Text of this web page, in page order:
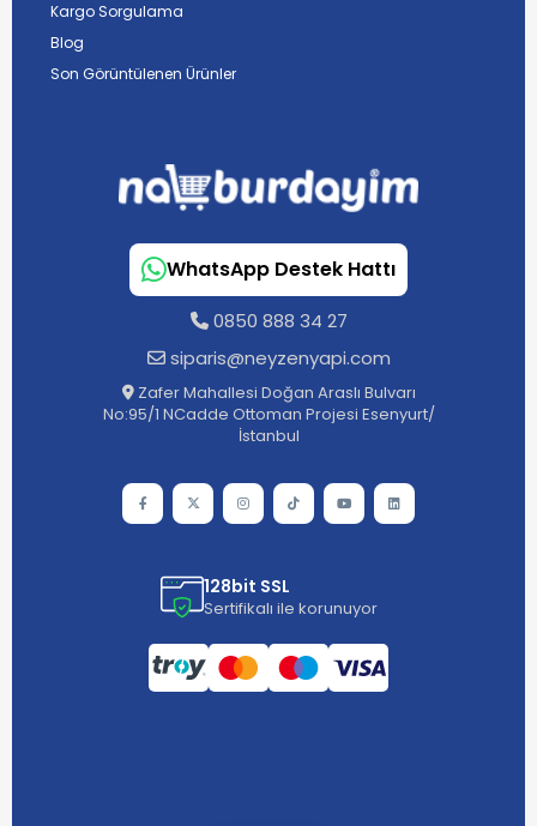
Kargo Sorgulama
Blog
Son Görüntülenen Ürünler
WhatsApp Destek Hattı
0850 888 34 27
siparis@neyzenyapi.com
Zafer Mahallesi Doğan Araslı Bulvarı
No:95/1 NCadde Ottoman Projesi Esenyurt/
İstanbul
128bit SSL
Sertifikalı ile korunuyor